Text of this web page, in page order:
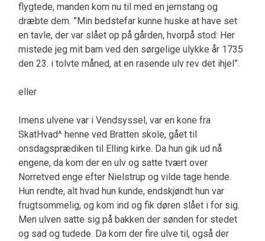
flygtede, manden kom nu til med en jernstang og
dræbte dem. ”Min bedstefar kunne huske at have set
en tavle, der var slået op på gården, hvorpå stod: Her
mistede jeg mit barn ved den sørgelige ulykke år 1735
den 23. i tolvte måned, at en rasende ulv rev det ihjel”.
eller
Imens ulvene var i Vendsyssel, var en kone fra
SkatHvad^ henne ved Bratten skole, gået til
onsdagsprædiken til Elling kirke. Da hun gik ud nå
engene, da kom der en ulv og satte tvært over
Norretved enge efter Nielstrup og vilde tage hende.
Hun rendte, alt hvad hun kunde, endskjøndt hun var
frugtsommelig, og kom ind og fik døren slået i for sig.
Men ulven satte sig på bakken der sønden for stedet
og sad og tudede. Da kom der fire ulve til, også der